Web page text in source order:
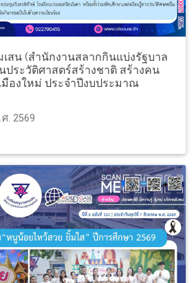
เสน (สำนักงานสลากกินแบ่งรัฐบาล
ประวัติศาสตร์สร้างชาติ สร้างคน
องใหม่ ประจำปีงบประมาณ
. 2569